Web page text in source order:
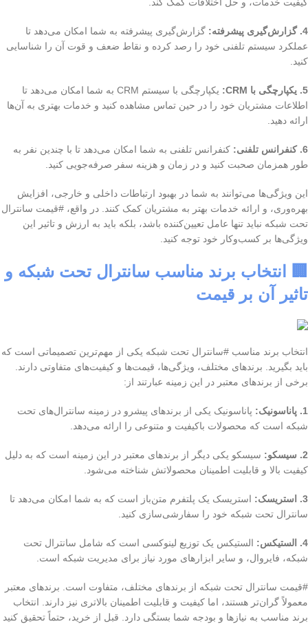
کیفیت خدمات، و حل اختلافات کمک کند.
4. گزارش‌گیری پیشرفته:
گزارش‌گیری پیشرفته به شما امکان می‌دهد تا
عملکرد سیستم تلفنی خود را رصد کرده و نقاط ضعف و قوت آن را شناسایی
کنید.
5. یکپارچگی با CRM:
یکپارچگی با سیستم CRM به شما امکان می‌دهد تا
اطلاعات مشتریان خود را در حین تماس مشاهده کنید و خدمات بهتری به آن‌ها
ارائه دهید.
6. کنفرانس تلفنی:
کنفرانس تلفنی به شما امکان می‌دهد تا با چندین نفر به
طور همزمان صحبت کنید و در زمان و هزینه سفر صرفه‌جویی کنید.
این ویژگی‌ها می‌توانند به شما در بهبود ارتباطات داخلی و خارجی، افزایش
بهره‌وری، و ارائه خدمات بهتر به مشتریان کمک کنند. در واقع، #قیمت سانترال
تحت شبکه نباید تنها عامل تعیین‌کننده باشد، بلکه باید به ارزش و تاثیر این
ویژگی‌ها بر کسب‌وکار خود توجه کنید.
🏢 انتخاب برند مناسب سانترال تحت شبکه و
تاثیر آن بر قیمت
انتخاب برند مناسب #سانترال تحت شبکه یکی از مهم‌ترین تصمیماتی است که
باید بگیرید. برندهای مختلف، ویژگی‌ها، قیمت‌ها و کیفیت‌های متفاوتی دارند.
برخی از برندهای معتبر در این زمینه عبارتند از:
1. پاناسونیک:
پاناسونیک یکی از برندهای پیشرو در زمینه سانترال‌های تحت
شبکه است که محصولات باکیفیت و متنوعی را ارائه می‌دهد.
2. سیسکو:
سیسکو یکی دیگر از برندهای معتبر در این زمینه است که به دلیل
کیفیت بالا و قابلیت اطمینان محصولاتش شناخته می‌شود.
3. استریسک:
استریسک یک پلتفرم متن‌باز است که به شما امکان می‌دهد تا
سانترال تحت شبکه خود را سفارشی‌سازی کنید.
4. الستیکس:
الستیکس یک توزیع لینوکسی است که شامل سانترال تحت
شبکه، فایروال، و سایر ابزارهای مورد نیاز برای مدیریت شبکه است.
#قیمت سانترال تحت شبکه از برندهای مختلف، متفاوت است. برندهای معتبر
معمولاً گران‌تر هستند، اما کیفیت و قابلیت اطمینان بالاتری نیز دارند. انتخاب
برند مناسب به نیازها و بودجه شما بستگی دارد. قبل از خرید، حتماً تحقیق کنید